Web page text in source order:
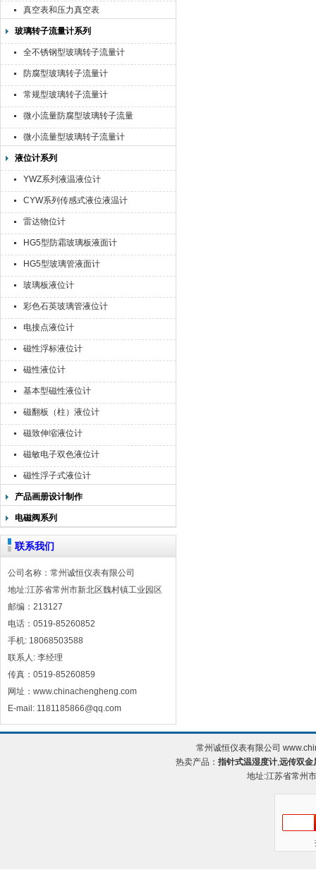
真空表和压力真空表
玻璃转子流量计系列
全不锈钢型玻璃转子流量计
防腐型玻璃转子流量计
常规型玻璃转子流量计
微小流量防腐型玻璃转子流量
计
微小流量型玻璃转子流量计
液位计系列
YWZ系列液温液位计
CYW系列传感式液位液温计
雷达物位计
HG5型防霜玻璃板液面计
HG5型玻璃管液面计
玻璃板液位计
彩色石英玻璃管液位计
电接点液位计
磁性浮标液位计
磁性液位计
基本型磁性液位计
磁翻板（柱）液位计
磁致伸缩液位计
磁敏电子双色液位计
磁性浮子式液位计
产品画册设计制作
电磁阀系列
联系我们
公司名称：常州诚恒仪表有限公司
地址:江苏省常州市新北区魏村镇工业园区
邮编：213127
电话：0519-85260852
手机: 18068503588
联系人: 李经理
传真：0519-85260859
网址：www.chinachengheng.com
E-mail: 1181185866@qq.com
常州诚恒仪表有限公司
热卖产品：指针式温湿度计,远传双金
地址:江苏省常州